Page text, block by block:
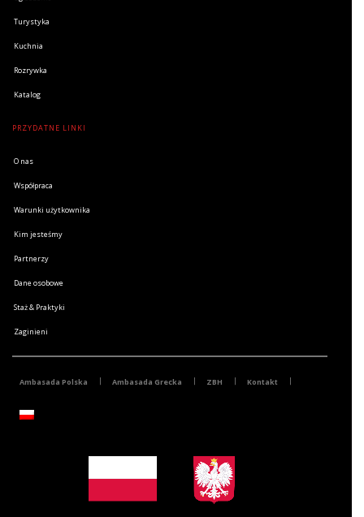
Turystyka
Kuchnia
Rozrywka
Katalog
PRZYDATNE LINKI
O nas
Współpraca
Warunki użytkownika
Kim jesteśmy
Partnerzy
Dane osobowe
Staż & Praktyki
Zaginieni
Ambasada Polska Ambasada Grecka ZBH Kontakt